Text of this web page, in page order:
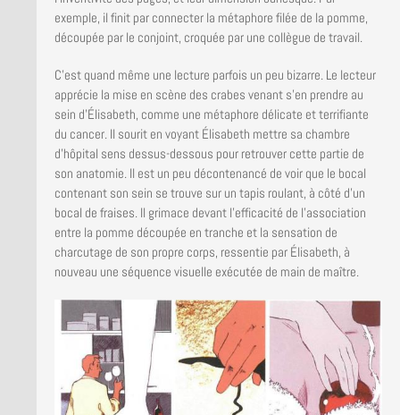
exemple, il finit par connecter la métaphore filée de la pomme,
découpée par le conjoint, croquée par une collègue de travail.
C’est quand même une lecture parfois un peu bizarre. Le lecteur
apprécie la mise en scène des crabes venant s’en prendre au
sein d’Élisabeth, comme une métaphore délicate et terrifiante
du cancer. Il sourit en voyant Élisabeth mettre sa chambre
d’hôpital sens dessus-dessous pour retrouver cette partie de
son anatomie. Il est un peu décontenancé de voir que le bocal
contenant son sein se trouve sur un tapis roulant, à côté d’un
bocal de fraises. Il grimace devant l’efficacité de l’association
entre la pomme découpée en tranche et la sensation de
charcutage de son propre corps, ressentie par Élisabeth, à
nouveau une séquence visuelle exécutée de main de maître.